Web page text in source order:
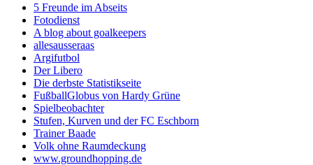
5 Freunde im Abseits
Fotodienst
A blog about goalkeepers
allesausseraas
Argifutbol
Der Libero
Die derbste Statistikseite
FußballGlobus von Hardy Grüne
Spielbeobachter
Stufen, Kurven und der FC Eschborn
Trainer Baade
Volk ohne Raumdeckung
www.groundhopping.de